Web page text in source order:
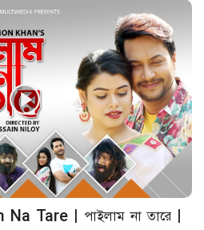
Tare | পাইলাম না তারে |